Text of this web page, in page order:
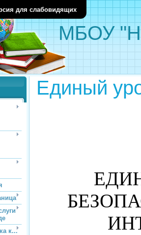
для слабовидящих
МБОУ
к...
Единый